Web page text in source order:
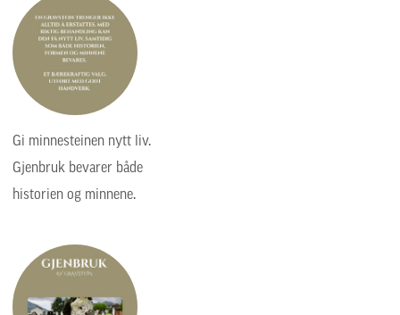
Gi minnesteinen nytt liv.
Gjenbruk bevarer både
historien og minnene.